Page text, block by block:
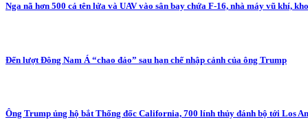
Nga nã hơn 500 cả tên lửa và UAV vào sân bay chứa F-16, nhà máy vũ khí,
Đến lượt Đông Nam Á “chao đảo” sau hạn chế nhập cảnh của ông Trump
Ông Trump ủng hộ bắt Thống đốc California, 700 lính thủy đánh bộ tới Los